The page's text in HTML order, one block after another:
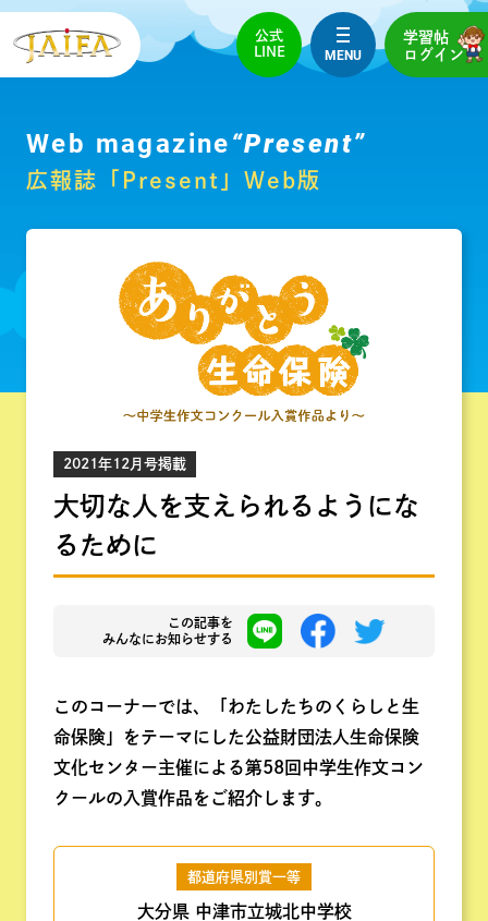
公式
LINE
MENU
学習帖
ログイン
Web magazine“Present”
広報誌「Present」Web版
2021年12月号掲載
大切な人を支えられるようにな
るために
この記事を
みんなにお知らせする
このコーナーでは、「わたしたちのくらしと生
命保険」をテーマにした公益財団法人生命保険
文化センター主催による第58回中学生作文コン
クールの入賞作品をご紹介します。
都道府県別賞一等
大分県 中津市立城北中学校